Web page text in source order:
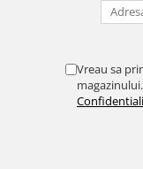
Vreau sa